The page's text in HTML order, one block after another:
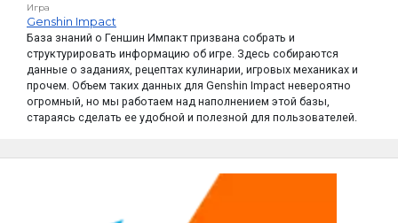
Игра
Genshin Impact
База знаний о Геншин Импакт призвана собрать и
структурировать информацию об игре. Здесь собираются
данные о заданиях, рецептах кулинарии, игровых механиках и
прочем. Объем таких данных для Genshin Impact невероятно
огромный, но мы работаем над наполнением этой базы,
стараясь сделать ее удобной и полезной для пользователей.